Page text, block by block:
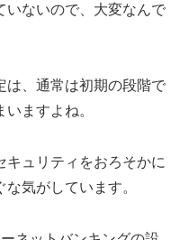
いないので、大変なんで
は、通常は初期の段階で
ますよね。
キュリティをおろそかに
気がしています。